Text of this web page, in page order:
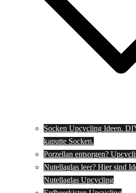
Socken Upcycling Ideen.
kaputte Socken.
Porzellan entsorgen?
Nutellaglas leer? Hier sind
Nutellaglas Upcycling